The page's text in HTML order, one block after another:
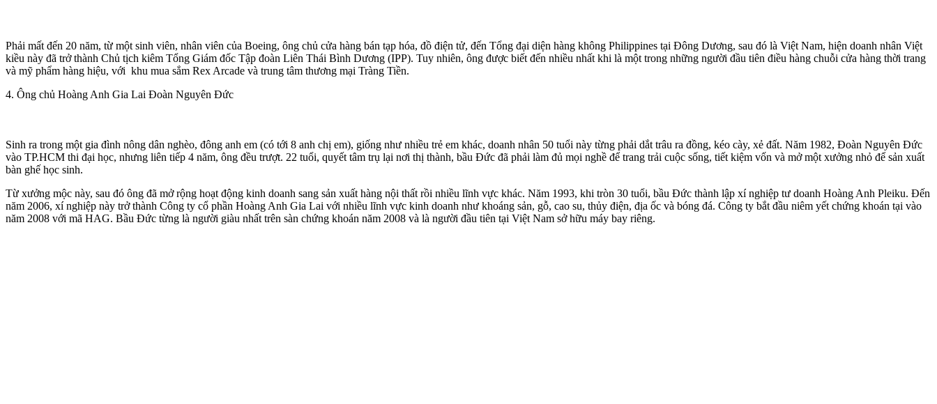
Phải mất đến 20 năm, từ một sinh viên, nhân viên của Boeing, ông chủ cửa hàng bán tạp hóa, đồ điện tử, đến Tổng đại diện hàng không Philippines tại Đông Dương, sau đó là Việt Nam, hiện doanh nhân Việt
kiều này đã trở thành Chủ tịch kiêm Tổng Giám đốc Tập đoàn Liên Thái Bình Dương (IPP). Tuy nhiên, ông được biết đến nhiều nhất khi là một trong những người đầu tiên điều hàng chuỗi cửa hàng thời trang
và mỹ phẩm hàng hiệu, với khu mua sắm Rex Arcade và trung tâm thương mại Tràng Tiền.
4. Ông chủ Hoàng Anh Gia Lai Đoàn Nguyên Đức
Sinh ra trong một gia đình nông dân nghèo, đông anh em (có tới 8 anh chị em), giống như nhiều trẻ em khác, doanh nhân 50 tuổi này từng phải dắt trâu ra đồng, kéo cày, xẻ đất. Năm 1982, Đoàn Nguyên Đức
vào TP.HCM thi đại học, nhưng liên tiếp 4 năm, ông đều trượt. 22 tuổi, quyết tâm trụ lại nơi thị thành, bầu Đức đã phải làm đủ mọi nghề để trang trải cuộc sống, tiết kiệm vốn và mở một xưởng nhỏ để sản xuất
bàn ghế học sinh.
Từ xưởng mộc này, sau đó ông đã mở rộng hoạt động kinh doanh sang sản xuất hàng nội thất rồi nhiều lĩnh vực khác. Năm 1993, khi tròn 30 tuổi, bầu Đức thành lập xí nghiệp tư doanh Hoàng Anh Pleiku. Đến
năm 2006, xí nghiệp này trở thành Công ty cổ phần Hoàng Anh Gia Lai với nhiều lĩnh vực kinh doanh như khoáng sản, gỗ, cao su, thủy điện, địa ốc và bóng đá. Công ty bắt đầu niêm yết chứng khoán tại vào
năm 2008 với mã HAG. Bầu Đức từng là người giàu nhất trên sàn chứng khoán năm 2008 và là người đầu tiên tại Việt Nam sở hữu máy bay riêng.